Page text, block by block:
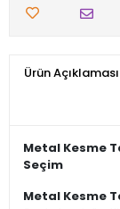
Ürün Açıklaması
Metal Kesme
Seçim
Metal Kesme